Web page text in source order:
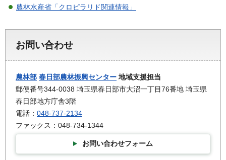
農林水産省「クロピラリド関連情報」
お問い合わせ
農林部 春日部農林振興センター 地域支援担当
郵便番号344-0038 埼玉県春日部市大沼一丁目76番地 埼玉県
春日部地方庁舎3階
電話： 048-737-2134
ファックス：048-734-1344
お問い合わせフォーム